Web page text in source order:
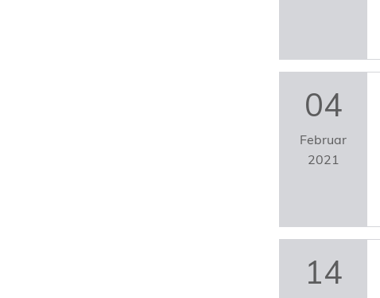
04
Februar
2021
14